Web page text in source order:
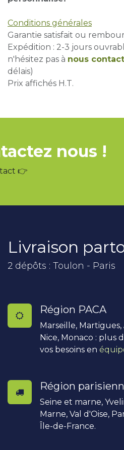
Conditions générales
Garantie satisfait ou
Expédition : 2-3 jours
n'hésitez pas à nous
délais)
Prix affichés H.T.
nous !
👉
Livraison
2 dépôts : Toulon - Paris
Région PACA
Marseille,
Nice, Monaco : plus
vos besoins en
Région
Seine et marne,
Marne, Val d'Oise,
Île-de-France.